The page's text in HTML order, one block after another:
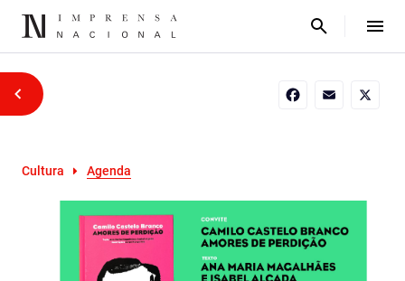
Cultura Agenda